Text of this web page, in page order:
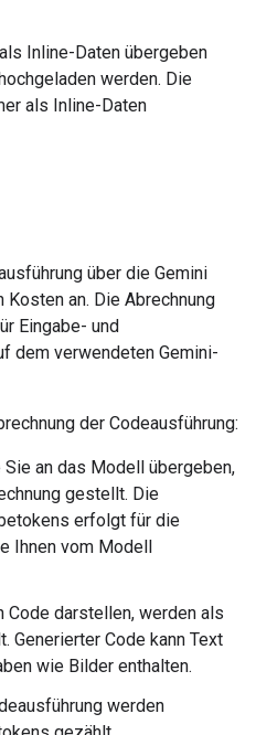
Inline-Daten übergeben
werden. Die
als Inline-Daten
über die Gemini
an. Die Abrechnung
Eingabe- und
dem verwendeten Gemini-
der Codeausführung:
an das Modell übergeben,
gestellt. Die
erfolgt für die
Ihnen vom Modell
Code darstellen, werden als
Generierter Code kann Text
wie Bilder enthalten.
werden